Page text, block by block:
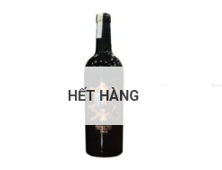
HẾT HÀNG